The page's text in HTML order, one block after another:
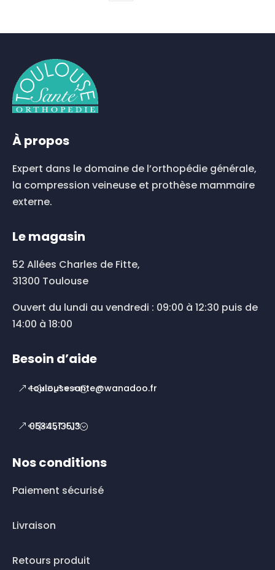
a
variations.
Les
options
peuvent
être
sur
page
du
À propos
Expert dans le domaine de l’orthopédie générale,
la compression veineuse et prothèse mammaire
externe.
Le magasin
52 Allées Charles de Fitte,
31300 Toulouse
Ouvert du lundi au vendredi : 09:00 à 12:30 puis de
14:00 à 18:00
Besoin d’aide
toulousesante@wanadoo.fr
0534513513
Nos conditions
Paiement sécurisé
Livraison
Retours produit